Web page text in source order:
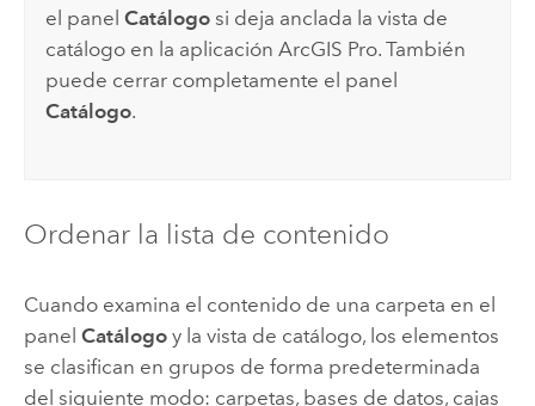
el panelCatálogo si deja anclada la vista de
catálogo en la aplicaciónArcGIS Pro. También
puede cerrar completamente el panel
Catálogo.
Ordenar la lista de contenido
Cuando examina el contenido de una carpeta en el
panel Catálogoy la vista de catálogo, los elementos
se clasifican en grupos de forma predeterminada
del siguiente modo: carpetas, bases de datos, cajas